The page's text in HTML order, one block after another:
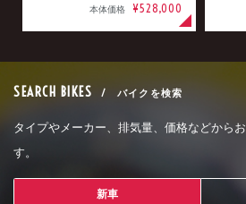
本体価格 ¥528,000
SEARCH BIKES / バイクを検索
タイプやメーカー、排気量、価格などから
す。
新車